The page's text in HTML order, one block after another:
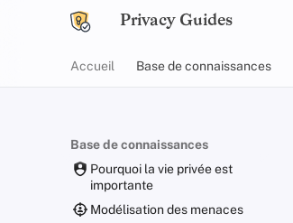
Privacy Guides
Accueil Base de connaissances
Base de connaissances
Pourquoi la vie privée est
importante
Modélisation des menaces